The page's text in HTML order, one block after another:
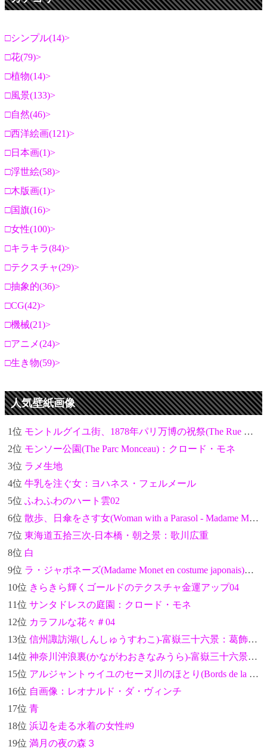
シンプル(14)
花(79)
植物(14)
風景(133)
自然(46)
西洋絵画(121)
日本画(1)
浮世絵(58)
木版画(1)
国旗(16)
女性(100)
キラキラ(84)
テクスチャ(29)
抽象的(36)
CG(42)
機械(21)
アニメ(24)
生き物(59)
人気壁紙画像
1位 モントルグイユ街、1878年パリ万博の祝祭(The Rue Montorgueil in Paris. Celebration of June 30, 1878)：クロード・モネ
2位 モンソー公園(The Parc Monceau)：クロード・モネ
3位 ラメ生地
4位 牛乳を注ぐ女：ヨハネス・フェルメール
5位 ふわふわのハート雲02
6位 散歩、日傘をさす女(Woman with a Parasol - Madame Monet and Her Son)：クロード・モネ
7位 東海道五拾三次-日本橋・朝之景：歌川広重
8位 白
9位 ラ・ジャポネーズ(Madame Monet en costume japonais)：クロード・モネ
10位 きらきら輝くゴールドのテクスチャ金運アップ04
11位 サンタドレスの庭園：クロード・モネ
12位 カラフルな花々＃04
13位 信州諏訪湖(しんしゅうすわこ)-富嶽三十六景：葛飾北斎
14位 神奈川沖浪裏(かながわおきなみうら)-富嶽三十六景：葛飾北斎
15位 アルジャントゥイユのセーヌ川のほとり(Bords de la Seine à Argenteuil)：クロード・モネ
16位 自画像：レオナルド・ダ・ヴィンチ
17位 青
18位 浜辺を走る水着の女性#9
19位 満月の夜の森３